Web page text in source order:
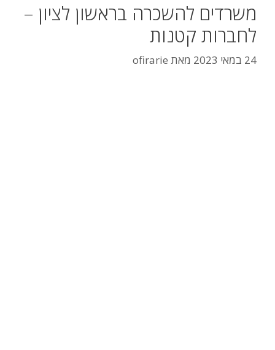
משרדים להשכרה בראשון לציון –
לחברות קטנות
24 במאי 2023 מאת ofirarie